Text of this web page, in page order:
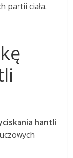
partii ciała.
hantli